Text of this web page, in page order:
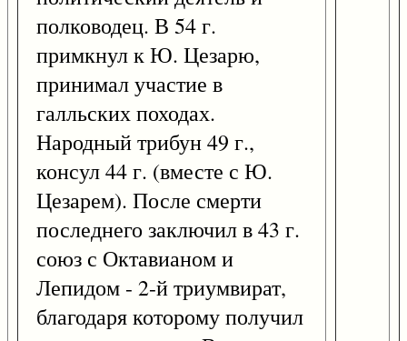
полководец. В 54 г.
примкнул к Ю. Цезарю,
принимал участие в
галльских походах.
Народный трибун 49 г.,
консул 44 г. (вместе с Ю.
Цезарем). После смерти
последнего заключил в 43 г.
союз с Октавианом и
Лепидом - 2-й триумвират,
благодаря которому получил